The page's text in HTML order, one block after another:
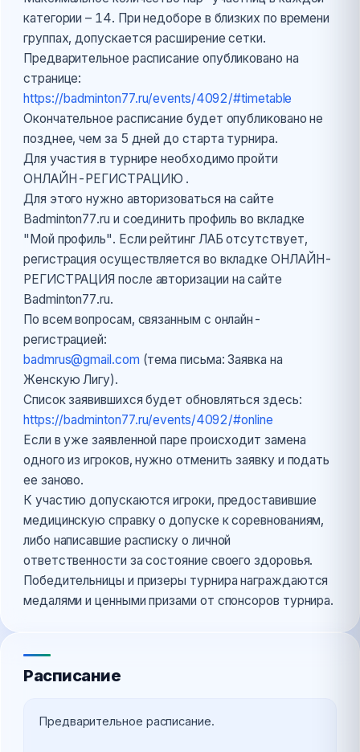
категории – 14. При недоборе в близких по времени
группах, допускается расширение сетки.
Предварительное расписание опубликовано на
странице:
https://badminton77.ru/events/4092/#timetable
Окончательное расписание будет опубликовано не
позднее, чем за 5 дней до старта турнира.
Для участия в турнире необходимо пройти
ОНЛАЙН-РЕГИСТРАЦИЮ .
Для этого нужно авторизоваться на сайте
Badminton77.ru и соединить профиль во вкладке
"Мой профиль". Если рейтинг ЛАБ отсутствует,
регистрация осуществляется во вкладке ОНЛАЙН-
РЕГИСТРАЦИЯ после авторизации на сайте
Badminton77.ru.
По всем вопросам, связанным с онлайн-
регистрацией:
badmrus@gmail.com (тема письма: Заявка на
Женскую Лигу).
Список заявившихся будет обновляться здесь:
https://badminton77.ru/events/4092/#online
Если в уже заявленной паре происходит замена
одного из игроков, нужно отменить заявку и подать
ее заново.
К участию допускаются игроки, предоставившие
медицинскую справку о допуске к соревнованиям,
либо написавшие расписку о личной
ответственности за состояние своего здоровья.
Победительницы и призеры турнира награждаются
медалями и ценными призами от спонсоров турнира.
Расписание
Предварительное расписание.